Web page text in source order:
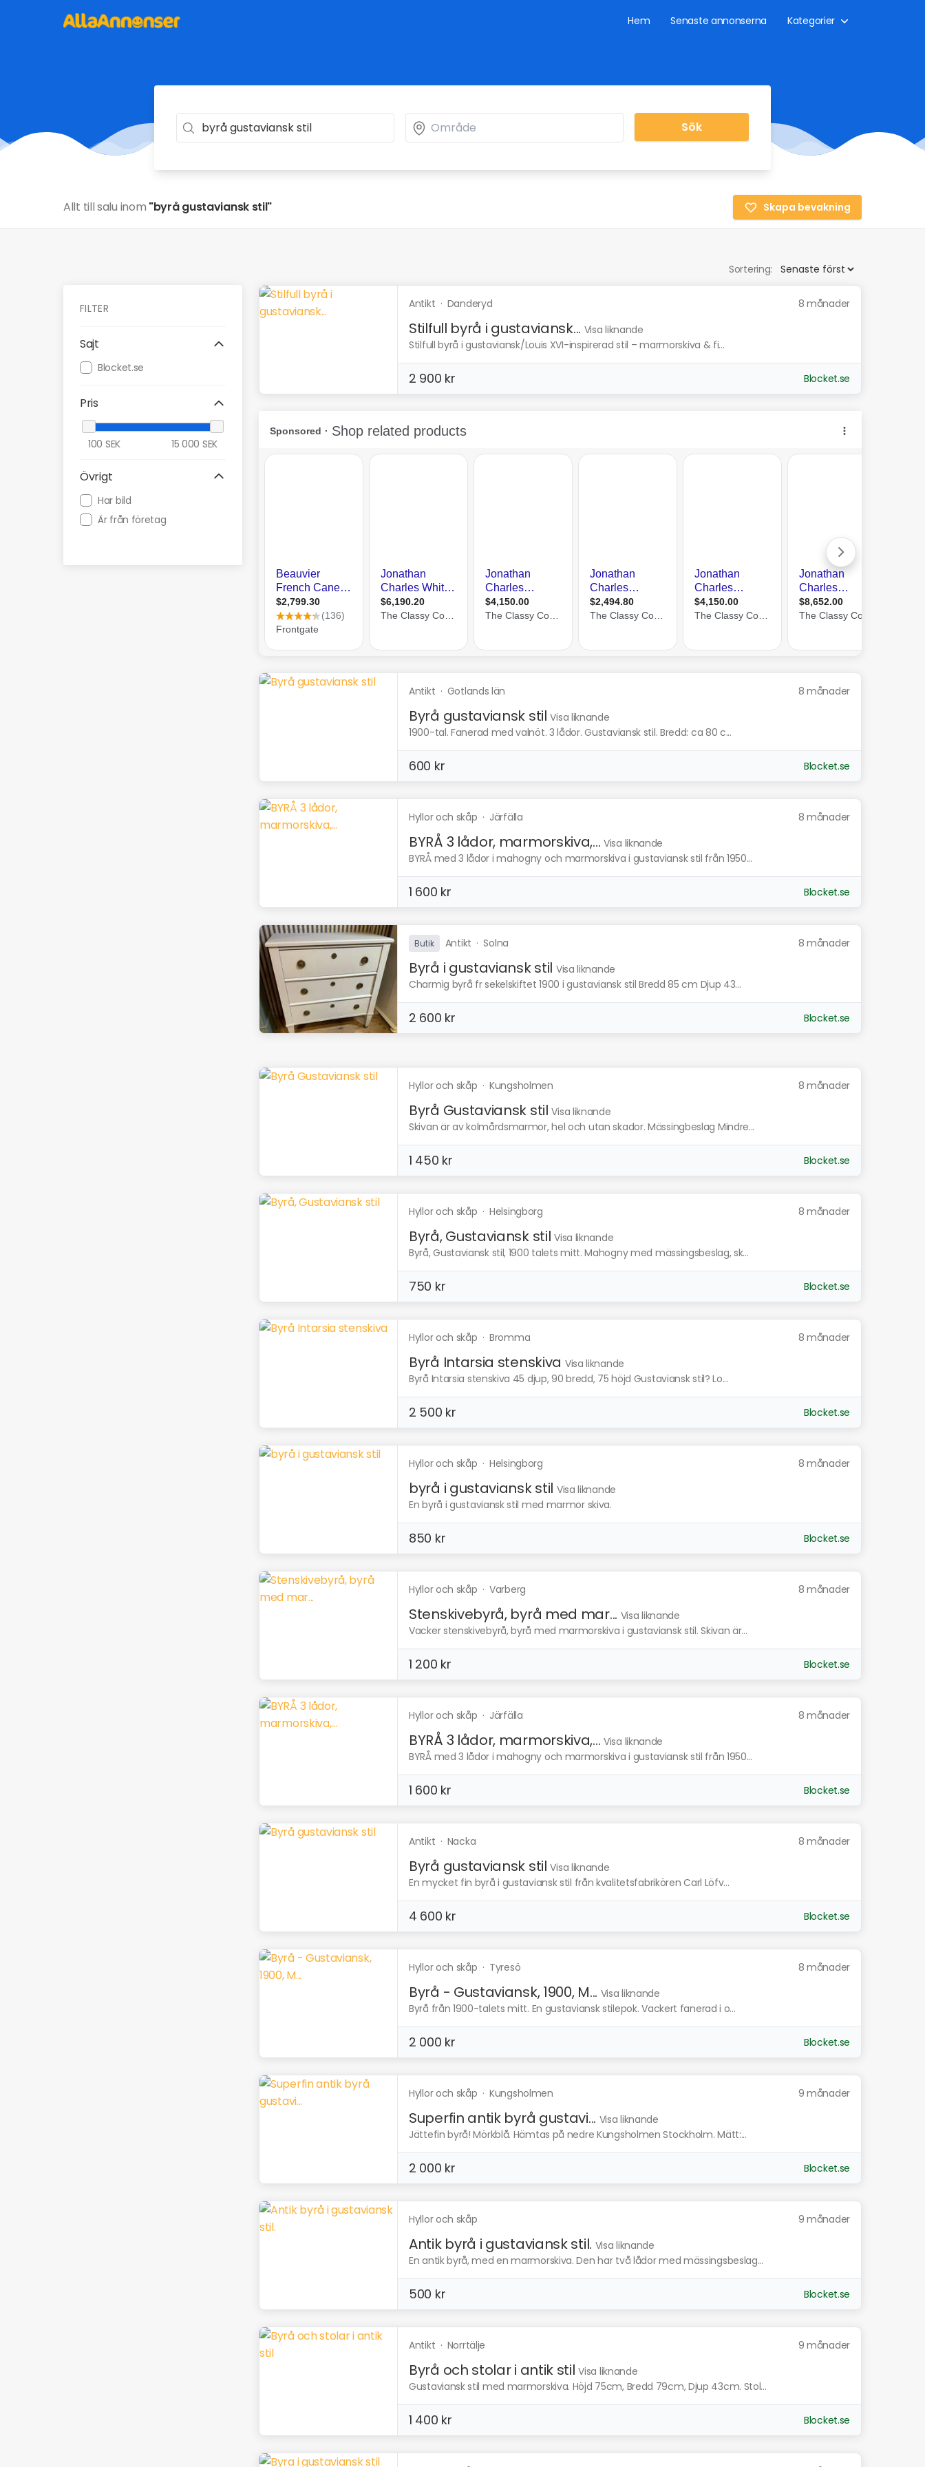
Hem Senaste annonserna Kategorier
Sök
Allt till salu inom "byrå gustaviansk stil" Skapa bevakning
Sortering:
FILTER
Sajt
Blocket.se
Pris
100 SEK 15 000 SEK
Övrigt
Har bild
Är från företag
Antikt · Danderyd 8 månader
Stilfull byrå i gustaviansk... Visa liknande
Stilfull byrå i gustaviansk/Louis XVI-inspirerad stil – marmorskiva & fi...
2 900 kr Blocket.se
Antikt · Gotlands län 8 månader
Byrå gustaviansk stil Visa liknande
1900-tal. Fanerad med valnöt. 3 lådor. Gustaviansk stil. Bredd: ca 80 c...
600 kr Blocket.se
Hyllor och skåp · Järfälla 8 månader
BYRÅ 3 lådor, marmorskiva,... Visa liknande
BYRÅ med 3 lådor i mahogny och marmorskiva i gustaviansk stil från 1950...
1 600 kr Blocket.se
Butik Antikt ·Solna 8 månader
Byrå i gustaviansk stil Visa liknande
Charmig byrå fr sekelskiftet 1900 i gustaviansk stil Bredd 85 cm Djup 43...
2 600 kr Blocket.se
Hyllor och skåp · Kungsholmen 8 månader
Byrå Gustaviansk stil Visa liknande
Skivan är av kolmårdsmarmor, hel och utan skador. Mässingbeslag Mindre...
1 450 kr Blocket.se
Hyllor och skåp · Helsingborg 8 månader
Byrå, Gustaviansk stil Visa liknande
Byrå, Gustaviansk stil, 1900 talets mitt. Mahogny med mässingsbeslag, sk...
750 kr Blocket.se
Hyllor och skåp · Bromma 8 månader
Byrå Intarsia stenskiva Visa liknande
Byrå Intarsia stenskiva 45 djup, 90 bredd, 75 höjd Gustaviansk stil? Lo...
2 500 kr Blocket.se
Hyllor och skåp · Helsingborg 8 månader
byrå i gustaviansk stil Visa liknande
En byrå i gustaviansk stil med marmor skiva.
850 kr Blocket.se
Hyllor och skåp · Varberg 8 månader
Stenskivebyrå, byrå med mar... Visa liknande
Vacker stenskivebyrå, byrå med marmorskiva i gustaviansk stil. Skivan är...
1 200 kr Blocket.se
Hyllor och skåp · Järfälla 8 månader
BYRÅ 3 lådor, marmorskiva,... Visa liknande
BYRÅ med 3 lådor i mahogny och marmorskiva i gustaviansk stil från 1950...
1 600 kr Blocket.se
Antikt · Nacka 8 månader
Byrå gustaviansk stil Visa liknande
En mycket fin byrå i gustaviansk stil från kvalitetsfabrikören Carl Löfv...
4 600 kr Blocket.se
Hyllor och skåp · Tyresö 8 månader
Byrå - Gustaviansk, 1900, M... Visa liknande
Byrå från 1900-talets mitt. En gustaviansk stilepok. Vackert fanerad i o...
2 000 kr Blocket.se
Hyllor och skåp · Kungsholmen 9 månader
Superfin antik byrå gustavi... Visa liknande
Jättefin byrå! Mörkblå. Hämtas på nedre Kungsholmen Stockholm. Mätt:...
2 000 kr Blocket.se
Hyllor och skåp 9 månader
Antik byrå i gustaviansk stil. Visa liknande
En antik byrå, med en marmorskiva. Den har två lådor med mässingsbeslag...
500 kr Blocket.se
Antikt · Norrtälje 9 månader
Byrå och stolar i antik stil Visa liknande
Gustaviansk stil med marmorskiva. Höjd 75cm, Bredd 79cm, Djup 43cm. Stol...
1 400 kr Blocket.se